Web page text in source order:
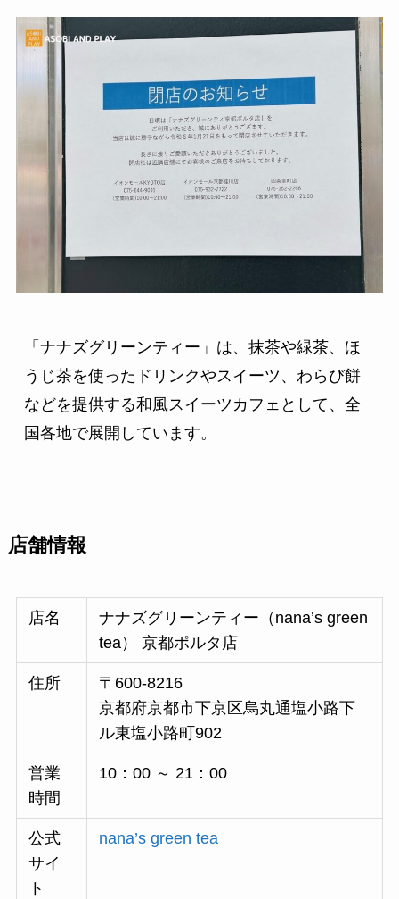
「ナナズグリーンティー」は、抹茶や緑茶、ほ
うじ茶を使ったドリンクやスイーツ、わらび餅
などを提供する和風スイーツカフェとして、全
国各地で展開しています。
店舗情報
店名
ナナズグリーンティー（nana’s green
tea） 京都ポルタ店
住所
〒600-8216
京都府京都市下京区烏丸通塩小路下
ル東塩小路町902
営業
時間
10：00 ～ 21：00
公式
サイ
ト
nana’s green tea